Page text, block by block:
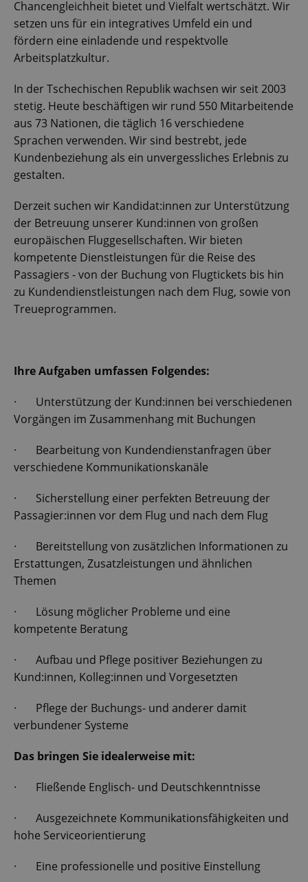
Chancengleichheit bietet und Vielfalt wertschätzt. Wir
setzen uns für ein integratives Umfeld ein und
fördern eine einladende und respektvolle
Arbeitsplatzkultur.
In der Tschechischen Republik wachsen wir seit 2003
stetig. Heute beschäftigen wir rund 550 Mitarbeitende
aus 73 Nationen, die täglich 16 verschiedene
Sprachen verwenden. Wir sind bestrebt, jede
Kundenbeziehung als ein unvergessliches Erlebnis zu
gestalten.
Derzeit suchen wir Kandidat:innen zur Unterstützung
der Betreuung unserer Kund:innen von großen
europäischen Fluggesellschaften. Wir bieten
kompetente Dienstleistungen für die Reise des
Passagiers - von der Buchung von Flugtickets bis hin
zu Kundendienstleistungen nach dem Flug, sowie von
Treueprogrammen.
Ihre Aufgaben umfassen Folgendes:
· Unterstützung der Kund:innen bei verschiedenen
Vorgängen im Zusammenhang mit Buchungen
· Bearbeitung von Kundendienstanfragen über
verschiedene Kommunikationskanäle
· Sicherstellung einer perfekten Betreuung der
Passagier:innen vor dem Flug und nach dem Flug
· Bereitstellung von zusätzlichen Informationen zu
Erstattungen, Zusatzleistungen und ähnlichen
Themen
· Lösung möglicher Probleme und eine
kompetente Beratung
· Aufbau und Pflege positiver Beziehungen zu
Kund:innen, Kolleg:innen und Vorgesetzten
· Pflege der Buchungs- und anderer damit
verbundener Systeme
Das bringen Sie idealerweise mit:
· Fließende Englisch- und Deutschkenntnisse
· Ausgezeichnete Kommunikationsfähigkeiten und
hohe Serviceorientierung
· Eine professionelle und positive Einstellung